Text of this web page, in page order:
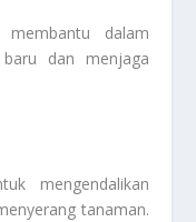
dalam
dan menjaga
mengendalikan
tanaman.